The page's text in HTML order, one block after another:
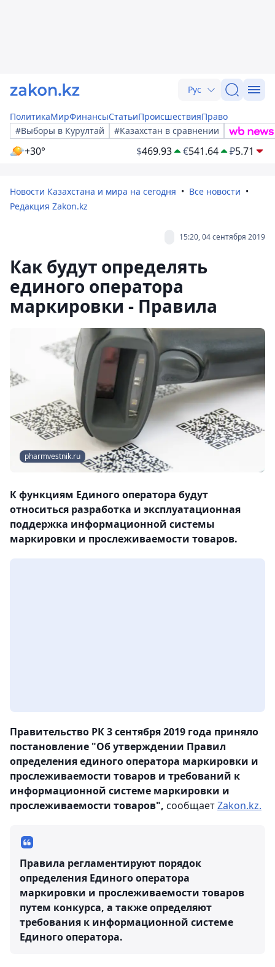
Рус
ПолитикаМирФинансыСтатьиПроисшествияПраво
#Выборы в Курултай
#Казахстан в сравнении
+30° $469.93 €541.64 ₽5.71
Новости Казахстана и мира на сегодня
Все новости
Редакция Zakon.kz
15:20, 04 сентября 2019
Как будут определять
единого оператора
маркировки - Правила
pharmvestnik.ru
К функциям Единого оператора будут
относиться разработка и эксплуатационная
поддержка информационной системы
маркировки и прослеживаемости товаров.
Правительство РК 3 сентября 2019 года приняло
постановление "Об утверждении Правил
определения единого оператора маркировки и
прослеживаемости товаров и требований к
информационной системе маркировки и
прослеживаемости товаров", сообщаетZakon.kz.
Правила регламентируют порядок
определения Единого оператора
маркировки и прослеживаемости товаров
путем конкурса, а также определяют
требования к информационной системе
Единого оператора.